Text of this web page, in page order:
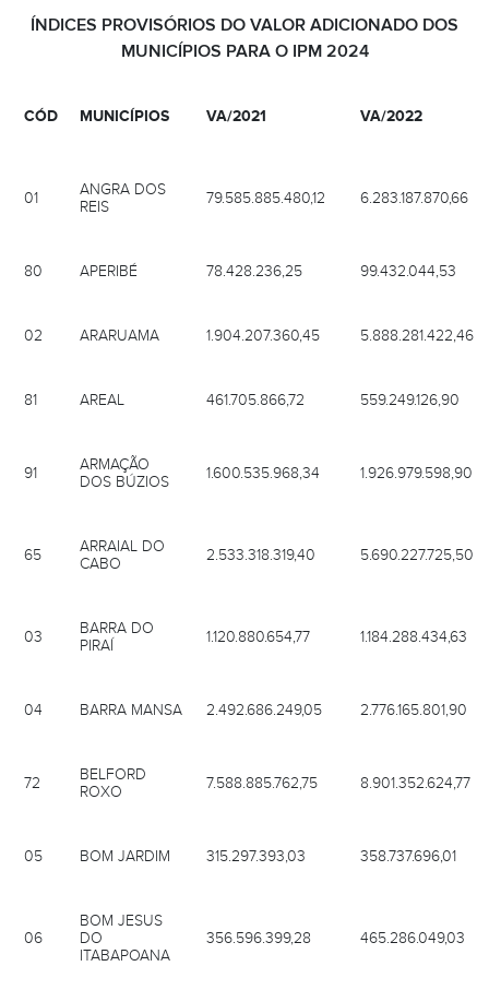
ÍNDICES PROVISÓRIOS DO VALOR ADICIONADO DOS
MUNICÍPIOS PARA O IPM 2024
CÓD MUNICÍPIOS VA/2021 VA/2022
01
ANGRA DOS
REIS
79.585.885.480,12 6.283.187.870,66
80 APERIBÉ 78.428.236,25 99.432.044,53
02 ARARUAMA 1.904.207.360,45 5.888.281.422,46
81 AREAL 461.705.866,72 559.249.126,90
91
ARMAÇÃO
DOS BÚZIOS
1.600.535.968,34 1.926.979.598,90
65
ARRAIAL DO
CABO
2.533.318.319,40 5.690.227.725,50
03
BARRA DO
PIRAÍ
1.120.880.654,77 1.184.288.434,63
04 BARRA MANSA 2.492.686.249,05 2.776.165.801,90
72
BELFORD
ROXO
7.588.885.762,75 8.901.352.624,77
05 BOM JARDIM 315.297.393,03 358.737.696,01
06
BOM JESUS
DO
ITABAPOANA
356.596.399,28 465.286.049,03